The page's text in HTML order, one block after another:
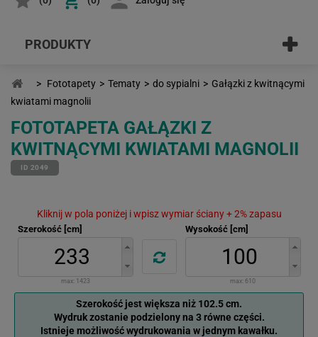
PRODUKTY
> Fototapety > Tematy > do sypialni > Gałązki z kwitnącymi
kwiatami magnolii
FOTOTAPETA GAŁĄZKI Z
KWITNĄCYMI KWIATAMI MAGNOLII
ID 2049
Kliknij w pola poniżej i wpisz wymiar ściany + 2% zapasu
Szerokość [cm]
max: 1423
Wysokość [cm]
max: 610
Szerokość jest większa niż 102.5 cm.
Wydruk zostanie podzielony na 3 równe części.
Istnieje możliwość wydrukowania w jednym kawałku.